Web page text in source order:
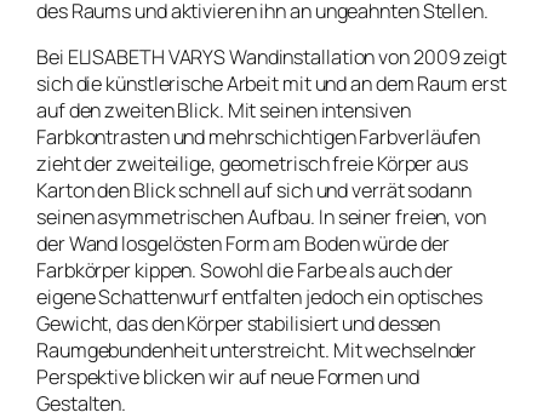
des Raums und aktivieren ihn an ungeahnten Stellen.
Bei ELISABETH VARYS Wandinstallation von 2009 zeigt
sich die künstlerische Arbeit mit und an dem Raum erst
auf den zweiten Blick. Mit seinen intensiven
Farbkontrasten und mehrschichtigen Farbverläufen
zieht der zweiteilige, geometrisch freie Körper aus
Karton den Blick schnell auf sich und verrät sodann
seinen asymmetrischen Aufbau. In seiner freien, von
der Wand losgelösten Form am Boden würde der
Farbkörper kippen. Sowohl die Farbe als auch der
eigene Schattenwurf entfalten jedoch ein optisches
Gewicht, das den Körper stabilisiert und dessen
Raumgebundenheit unterstreicht. Mit wechselnder
Perspektive blicken wir auf neue Formen und
Gestalten.